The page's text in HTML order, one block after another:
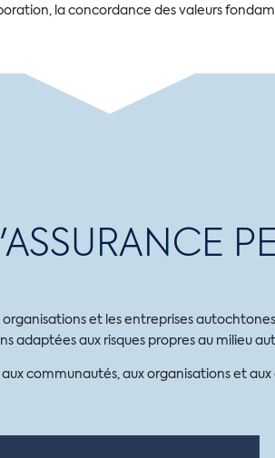
la concordance des valeurs
et les entreprises
adaptées aux risques propres au milieu
communautés, aux organisations et